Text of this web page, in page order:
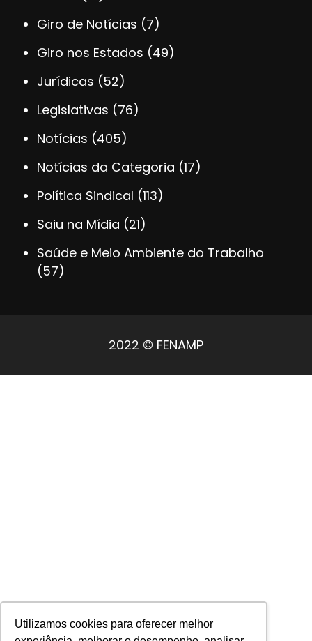
Utilizamos cookies para oferecer melhor
Giro de Notícias (7)
Giro nos Estados (49)
Jurídicas (52)
Legislativas (76)
Notícias (405)
Notícias da Categoria (17)
Política Sindical (113)
Saiu na Mídia (21)
Saúde e Meio Ambiente do Trabalho
(57)
2022 © FENAMP